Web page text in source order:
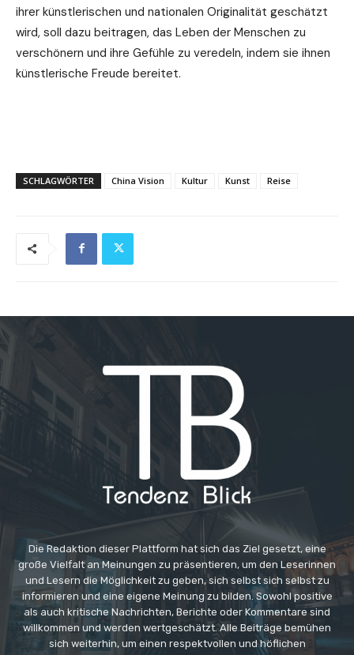
ihrer künstlerischen und nationalen Originalität geschätzt
wird, soll dazu beitragen, das Leben der Menschen zu
verschönern und ihre Gefühle zu veredeln, indem sie ihnen
künstlerische Freude bereitet.
SCHLAGWÖRTER China Vision Kultur Kunst Reise
Die Redaktion dieser Plattform hat sich das Ziel gesetzt, eine
große Vielfalt an Meinungen zu präsentieren, um den Leserinnen
und Lesern die Möglichkeit zu geben, sich selbst sich selbst zu
informieren und eine eigene Meinung zu bilden. Sowohl positive
als auch kritische Nachrichten, Berichte oder Kommentare sind
willkommen und werden wertgeschätzt. Alle Beiträge bemühen
sich weiterhin, um einen respektvollen und höflichen